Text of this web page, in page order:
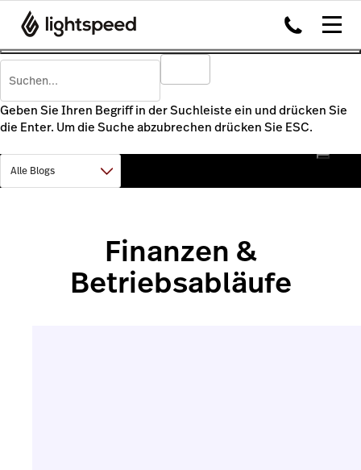
Geben Sie Ihren Begriff in der Suchleiste ein und drücken Sie
die Enter. Um die Suche abzubrechen drücken Sie ESC.
Finanzen &
Betriebsabläufe